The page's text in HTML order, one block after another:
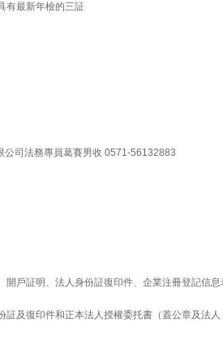
最新年檢的三証
司法務專員葛賽男收 0571-56132883
戶証明、法人身份証復印件、企業注冊登記信息
及復印件和正本法人授權委托書（蓋公章及法人